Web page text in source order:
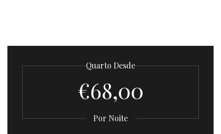
Quarto Desde
€68,00
Por Noite